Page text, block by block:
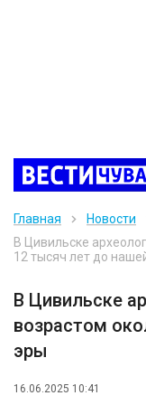
Главная Новости
В Цивильске
12 тысяч лет до
В Цивильске
возрастом
эры
16.06.2025 10:41